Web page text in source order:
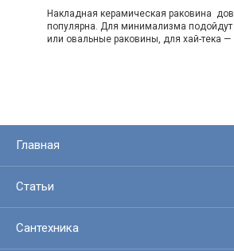
Накладная керамическая раковина
популярна. Для минимализма
или овальные раковины, для хай-тека —
Главная
Статьи
Сантехника